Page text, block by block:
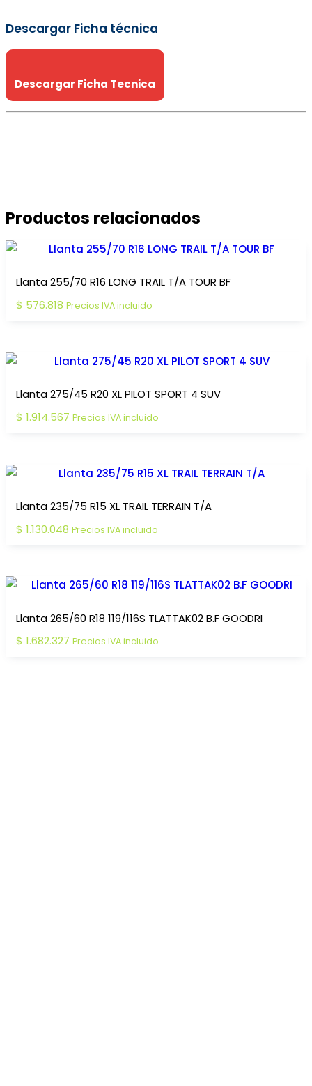
Descargar Ficha técnica
Descargar Ficha Tecnica
Productos relacionados
Llanta 255/70 R16 LONG TRAIL T/A TOUR BF
$ 576.818 Precios IVA incluido
Llanta 275/45 R20 XL PILOT SPORT 4 SUV
$ 1.914.567 Precios IVA incluido
Llanta 235/75 R15 XL TRAIL TERRAIN T/A
$ 1.130.048 Precios IVA incluido
Llanta 265/60 R18 119/116S TLATTAK02 B.F GOODRI
$ 1.682.327 Precios IVA incluido